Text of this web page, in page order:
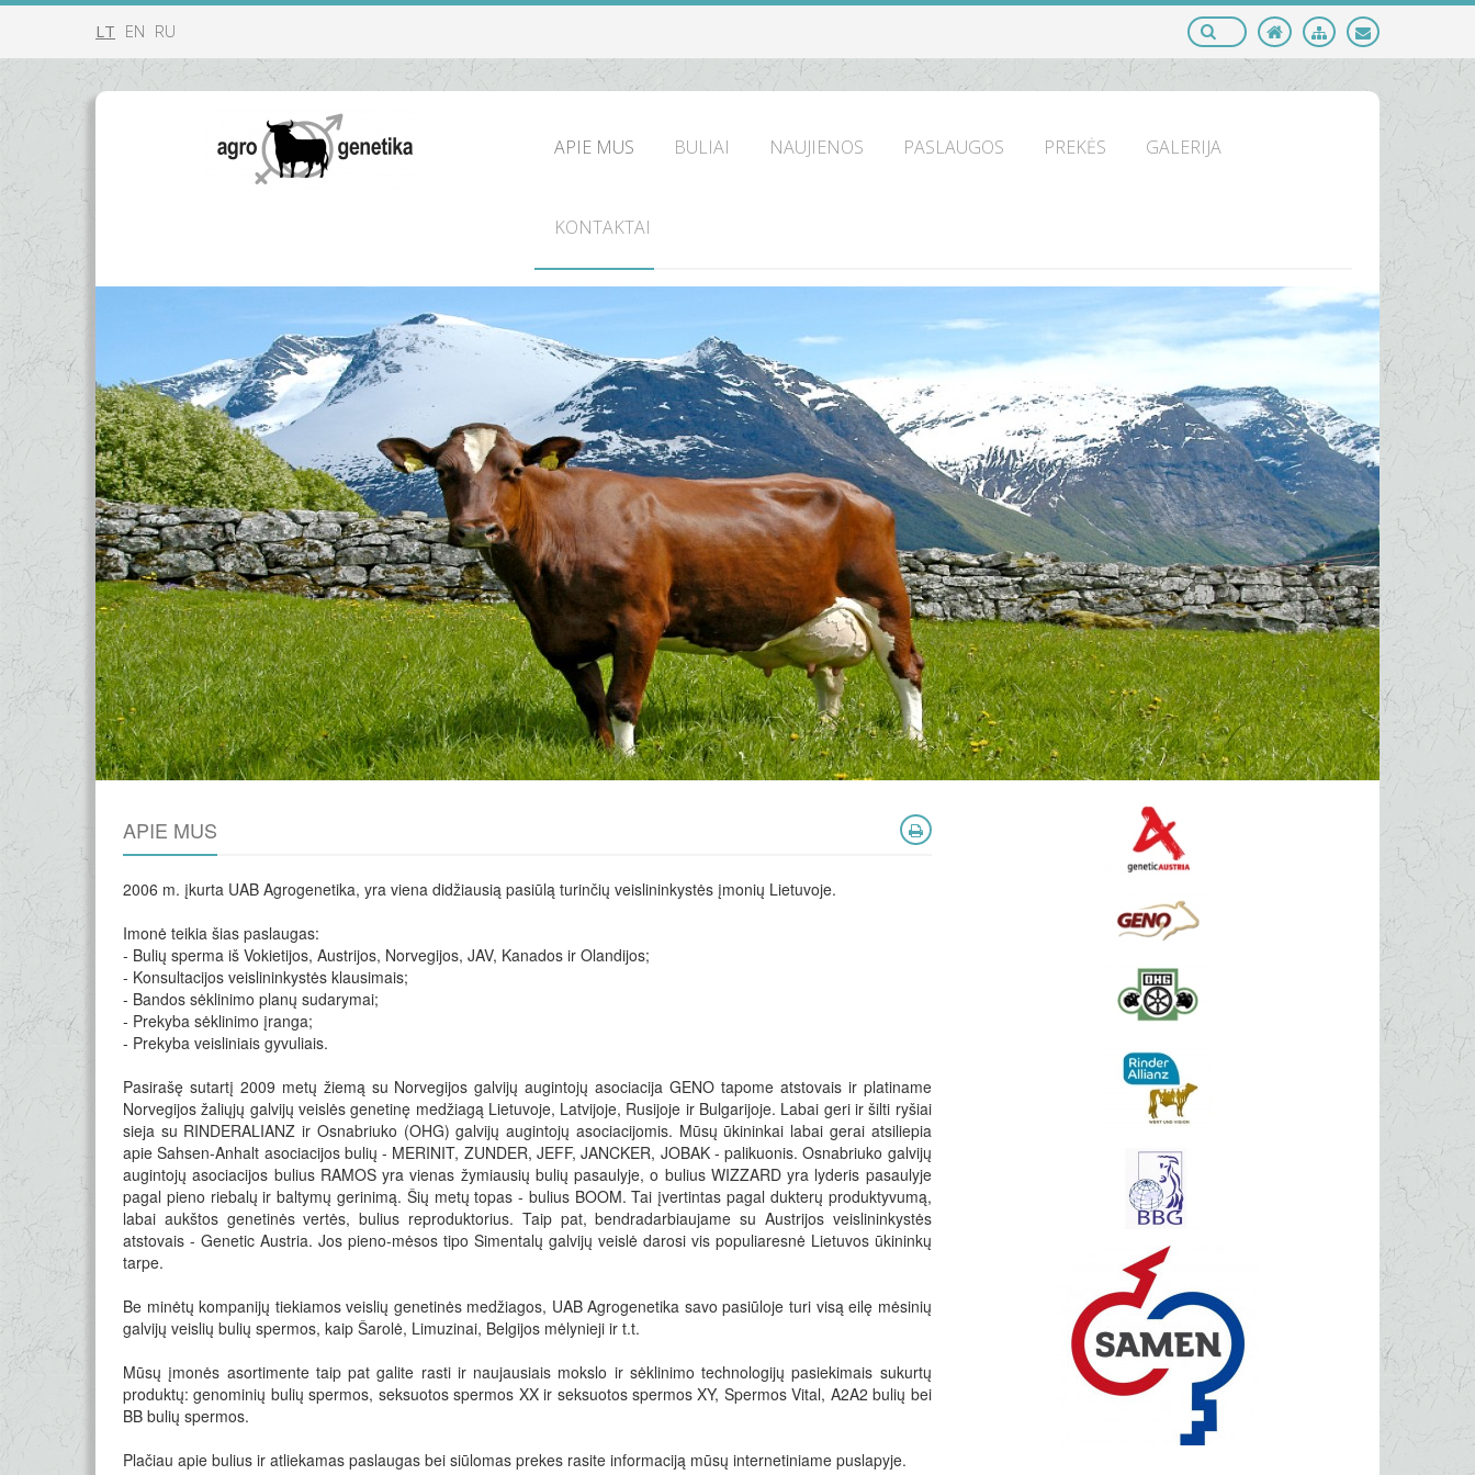
LT EN RU
APIE MUS BULIAI NAUJIENOS PASLAUGOS PREKĖS GALERIJA
KONTAKTAI
APIE MUS
2006 m. įkurta UAB Agrogenetika, yra viena didžiausią pasiūlą turinčių veislininkystės įmonių Lietuvoje.
Imonė teikia šias paslaugas:
- Bulių sperma iš Vokietijos, Austrijos, Norvegijos, JAV, Kanados ir Olandijos;
- ​Konsultacijos veislininkystės klausimais;
- Bandos sėklinimo planų sudarymai;
- Prekyba sėklinimo įranga;
​- Prekyba veisliniais gyvuliais.
Pasirašę sutartį 2009 metų žiemą su Norvegijos galvijų augintojų asociacija GENO tapome atstovais ir platiname
Norvegijos žaliųjų galvijų veislės genetinę medžiagą Lietuvoje, Latvijoje, Rusijoje ir Bulgarijoje. Labai geri ir šilti ryšiai
sieja su RINDERALIANZ ir Osnabriuko (OHG) galvijų augintojų asociacijomis. Mūsų ūkininkai labai gerai atsiliepia
apie Sahsen-Anhalt asociacijos bulių - MERINIT, ZUNDER, JEFF, JANCKER, JOBAK - palikuonis. Osnabriuko galvijų
augintojų asociacijos bulius RAMOS yra vienas žymiausių bulių pasaulyje, o bulius WIZZARD yra lyderis pasaulyje
pagal pieno riebalų ir baltymų gerinimą. Šių metų topas - bulius BOOM. Tai įvertintas pagal dukterų produktyvumą,
labai aukštos genetinės vertės, bulius reproduktorius. Taip pat, bendradarbiaujame su Austrijos veislininkystės
atstovais - Genetic Austria. Jos pieno-mėsos tipo Simentalų galvijų veislė darosi vis populiaresnė Lietuvos ūkininkų
tarpe.
Be minėtų kompanijų tiekiamos veislių genetinės medžiagos, UAB Agrogenetika savo pasiūloje turi visą eilę mėsinių
galvijų veislių bulių spermos, kaip Šarolė, Limuzinai, Belgijos mėlynieji ir t.t.
Mūsų įmonės asortimente taip pat galite rasti ir naujausiais mokslo ir sėklinimo technologijų pasiekimais sukurtų
produktų: genominių bulių spermos, seksuotos spermos XX ir seksuotos spermos XY, Spermos Vital, A2A2 bulių bei
BB bulių spermos.
Plačiau apie bulius ir atliekamas paslaugas bei siūlomas prekes rasite informaciją mūsų internetiniame puslapyje.